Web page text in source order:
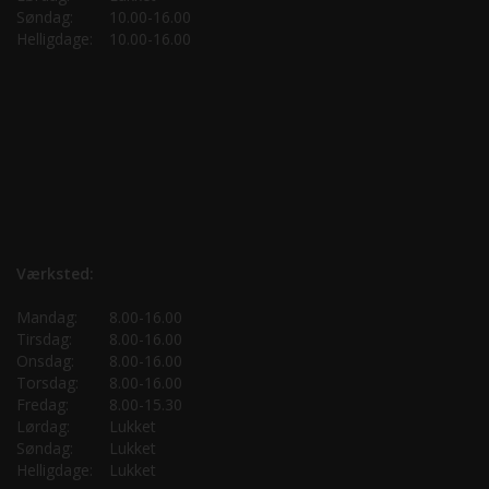
Søndag:
10.00-16.00
Helligdage:
10.00-16.00
Værksted:
Mandag:
8.00-16.00
Tirsdag:
8.00-16.00
Onsdag:
8.00-16.00
Torsdag:
8.00-16.00
Fredag:
8.00-15.30
Lørdag:
Lukket
Søndag:
Lukket
Helligdage:
Lukket